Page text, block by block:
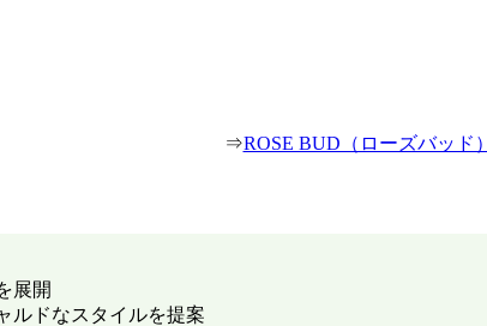
⇒ROSE BUD（ローズバッド）
展開
ルドなスタイルを提案